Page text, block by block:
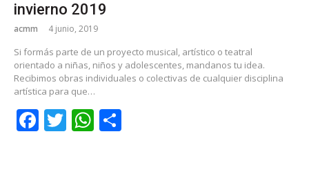
invierno 2019
acmm 4 junio, 2019
Si formás parte de un proyecto musical, artístico o teatral
orientado a niñas, niños y adolescentes, mandanos tu idea.
Recibimos obras individuales o colectivas de cualquier disciplina
artística para que…
Facebook
TwitterWhatsApp